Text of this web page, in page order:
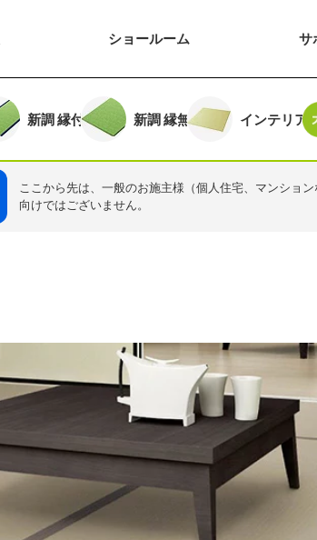
ショールーム サ
新調縁付き 新調縁無し インテリア
ここから先は、一般のお施主様（個人住宅、マンショ
向けではございません。